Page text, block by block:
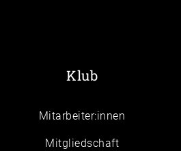
Klub
Mitarbeiter:innen
Mitgliedschaft